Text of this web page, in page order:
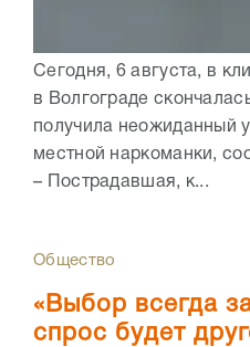
Сегодня, 6 августа, в
в Волгограде
получила неожиданный
местной наркоманки,
– Пострадавшая, к...
Общество
«Выбор всегда
спрос будет